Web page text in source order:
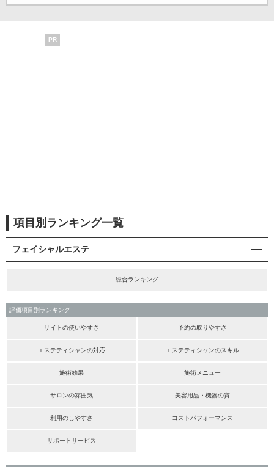
PR
項目別ランキング一覧
フェイシャルエステ
総合ランキング
評価項目別ランキング
サイトの使いやすさ 予約の取りやすさ
エステティシャンの対応 エステティシャンのスキル
施術効果 施術メニュー
サロンの雰囲気 美容用品・機器の質
利用のしやすさ コストパフォーマンス
サポートサービス